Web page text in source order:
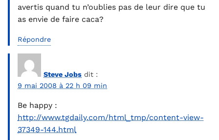
avertis quand tu n’oublies pas de leur dire que tu
as envie de faire caca?
Répondre
Steve Jobs dit :
9 mai 2008 à 22 h 09 min
Be happy :
http://www.tgdaily.com/html_tmp/content-view-
37349-144.html